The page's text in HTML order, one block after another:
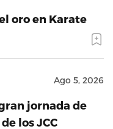
oro en Karate
Ago 5, 2026
jornada de
los JCC